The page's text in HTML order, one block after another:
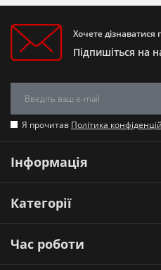
Хочете дізнаватися
Підпишіться на
Я прочитав Політика
Інформація
Категорії
Час роботи